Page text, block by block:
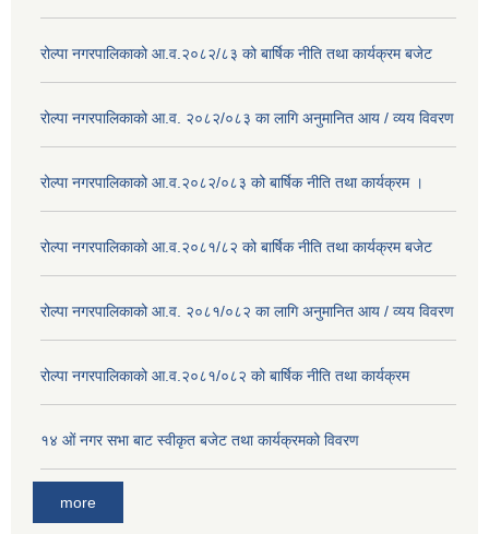
रोल्पा नगरपालिकाको आ.व.२०८२/८३ को बार्षिक नीति तथा कार्यक्रम बजेट
रोल्पा नगरपालिकाको आ.व. २०८२/०८३ का लागि अनुमानित आय / व्यय विवरण
रोल्पा नगरपालिकाको आ.व.२०८२/०८३ को बार्षिक नीति तथा कार्यक्रम ।
रोल्पा नगरपालिकाको आ.व.२०८१/८२ को बार्षिक नीति तथा कार्यक्रम बजेट
रोल्पा नगरपालिकाको आ.व. २०८१/०८२ का लागि अनुमानित आय / व्यय विवरण
रोल्पा नगरपालिकाको आ.व.२०८१/०८२ को बार्षिक नीति तथा कार्यक्रम
१४ ओं नगर सभा बाट स्वीकृत बजेट तथा कार्यक्रमको विवरण
more